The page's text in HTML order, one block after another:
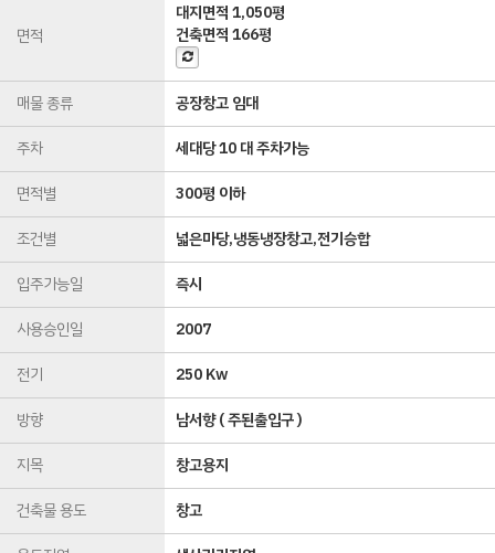
면적
대지면적1,050평
건축면적166평
매물 종류
공장창고 임대
주차
세대당 10 대 주차가능
면적별
300평 이하
조건별
넓은마당,냉동냉장창고,전기승합
입주가능일
즉시
사용승인일
2007
전기
250 Kw
방향
남서향 ( 주된출입구 )
지목
창고용지
건축물 용도
창고